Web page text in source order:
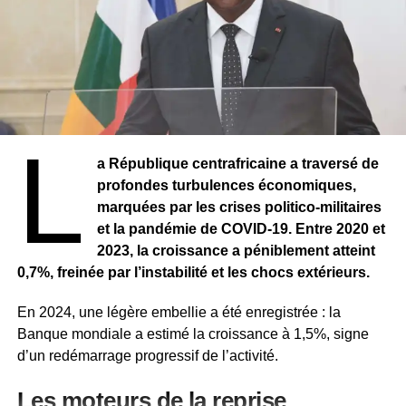
Des milliards de FCFA de garanties ont été mobilisés,
illustrant l’impact du dispositif sur le tissu économique
national.
Un accompagnement dédié à la diaspora
Le FONGIP accorde également une attention particulière
aux Sénégalais de la diaspora. L’objectif est de les
encourager à investir au Sénégal, en leur offrant des
solutions de financement sécurisées.
Les projets financés doivent toutefois être réalisés
sur le territoire national.
L
a République centrafricaine a traversé de
profondes turbulences économiques,
marquées par les crises politico-militaires
et la pandémie de COVID-19. Entre 2020 et
2023, la croissance a péniblement atteint
0,7%, freinée par l’instabilité et les chocs extérieurs.
En 2024, une légère embellie a été enregistrée : la
Banque mondiale a estimé la croissance à 1,5%, signe
d’un redémarrage progressif de l’activité.
Les moteurs de la reprise